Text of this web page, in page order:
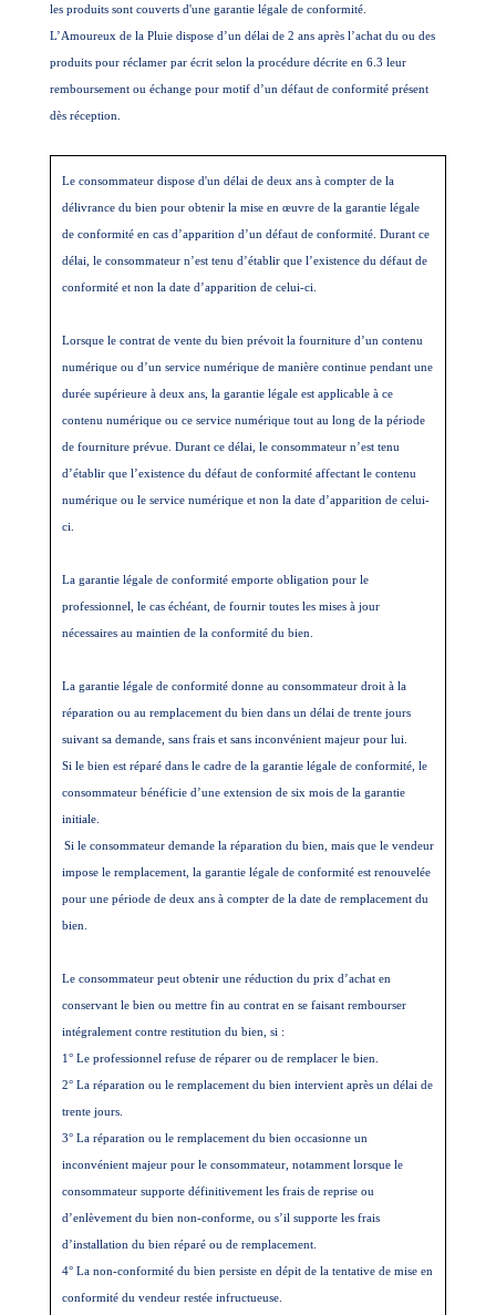
les produits sont couverts d'une garantie légale de conformité.
L’Amoureux de la Pluie dispose d’un délai de 2 ans après l’achat du ou des
produits pour réclamer par écrit selon la procédure décrite en 6.3 leur
remboursement ou échange pour motif d’un défaut de conformité présent
dès réception.
Le consommateur dispose d'un délai de deux ans à compter de la
délivrance du bien pour obtenir la mise en œuvre de la garantie légale
de conformité en cas d’apparition d’un défaut de conformité. Durant ce
délai, le consommateur n’est tenu d’établir que l’existence du défaut de
conformité et non la date d’apparition de celui-ci.
Lorsque le contrat de vente du bien prévoit la fourniture d’un contenu
numérique ou d’un service numérique de manière continue pendant une
durée supérieure à deux ans, la garantie légale est applicable à ce
contenu numérique ou ce service numérique tout au long de la période
de fourniture prévue. Durant ce délai, le consommateur n’est tenu
d’établir que l’existence du défaut de conformité affectant le contenu
numérique ou le service numérique et non la date d’apparition de celui-
ci.
La garantie légale de conformité emporte obligation pour le
professionnel, le cas échéant, de fournir toutes les mises à jour
nécessaires au maintien de la conformité du bien.
La garantie légale de conformité donne au consommateur droit à la
réparation ou au remplacement du bien dans un délai de trente jours
suivant sa demande, sans frais et sans inconvénient majeur pour lui.
Si le bien est réparé dans le cadre de la garantie légale de conformité, le
consommateur bénéficie d’une extension de six mois de la garantie
initiale.
Si le consommateur demande la réparation du bien, mais que le vendeur
impose le remplacement, la garantie légale de conformité est renouvelée
pour une période de deux ans à compter de la date de remplacement du
bien.
Le consommateur peut obtenir une réduction du prix d’achat en
conservant le bien ou mettre fin au contrat en se faisant rembourser
intégralement contre restitution du bien, si :
1° Le professionnel refuse de réparer ou de remplacer le bien.
2° La réparation ou le remplacement du bien intervient après un délai de
trente jours.
3° La réparation ou le remplacement du bien occasionne un
inconvénient majeur pour le consommateur, notamment lorsque le
consommateur supporte définitivement les frais de reprise ou
d’enlèvement du bien non-conforme, ou s’il supporte les frais
d’installation du bien réparé ou de remplacement.
4° La non-conformité du bien persiste en dépit de la tentative de mise en
conformité du vendeur restée infructueuse.